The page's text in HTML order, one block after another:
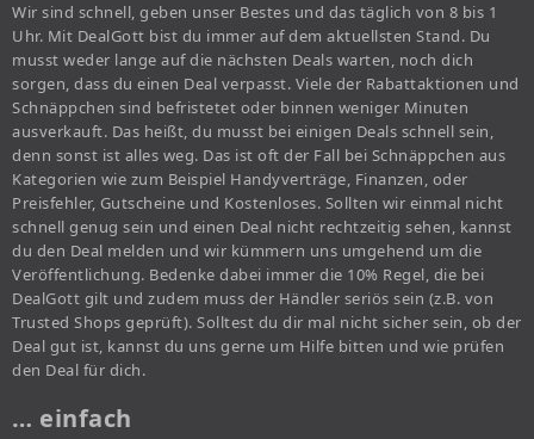
Wir sind schnell, geben unser Bestes und das täglich von 8 bis 1
Uhr. Mit DealGott bist du immer auf dem aktuellsten Stand. Du
musst weder lange auf die nächsten Deals warten, noch dich
sorgen, dass du einen Deal verpasst. Viele der Rabattaktionen und
Schnäppchen sind befristetet oder binnen weniger Minuten
ausverkauft. Das heißt, du musst bei einigen Deals schnell sein,
denn sonst ist alles weg. Das ist oft der Fall bei Schnäppchen aus
Kategorien wie zum Beispiel Handyverträge, Finanzen, oder
Preisfehler, Gutscheine und Kostenloses. Sollten wir einmal nicht
schnell genug sein und einen Deal nicht rechtzeitig sehen, kannst
du den Deal melden und wir kümmern uns umgehend um die
Veröffentlichung. Bedenke dabei immer die 10% Regel, die bei
DealGott gilt und zudem muss der Händler seriös sein (z.B. von
Trusted Shops geprüft). Solltest du dir mal nicht sicher sein, ob der
Deal gut ist, kannst du uns gerne um Hilfe bitten und wie prüfen
den Deal für dich.
… einfach